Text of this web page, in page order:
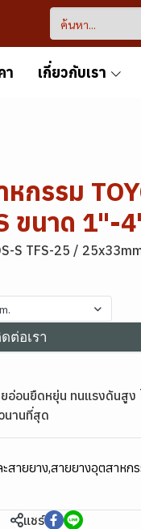
า เกี่ยวกับเรา
กรรม
ขนาด 1"-
S TFS-25 /
ต่อเรา
อ่อนยืดหยุ่น ทนแรงดันสู
นานที่สุด
สายยาง,สายยางอุตสาหก
แชร์